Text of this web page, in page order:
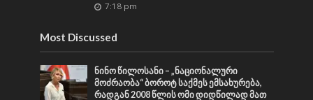
7:18 pm
Most Discussed
ნინო წილოსანი – „ნაციონალური
მოძრაობა“ ბოროტ საქმეს ემსახურება,
რადგან 2008 წლის ომი დიდწილად მათ